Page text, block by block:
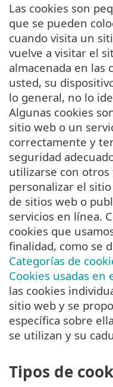
Las cookies son
que se pueden
cuando visita un
vuelve a visitar el
almacenada en las
usted, su
lo general, no lo
Algunas cookies
sitio web o un
correctamente y
seguridad
utilizarse con otros
personalizar el
de sitios web o
servicios en línea.
cookies que
finalidad, como se
Categorías de
Cookies usadas en
las cookies
sitio web y se
específica sobre
se utilizan y su
Tipos de